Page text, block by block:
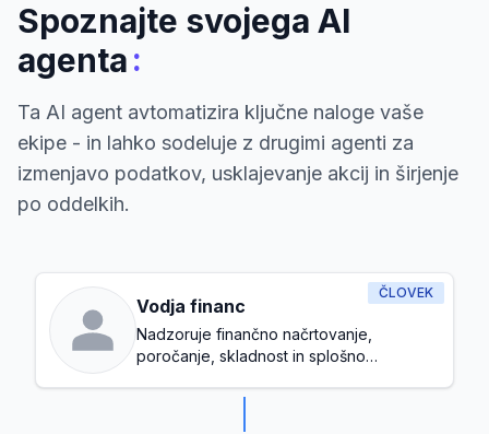
Spoznajte svojega AI
agenta:
Ta AI agent avtomatizira ključne naloge vaše
ekipe - in lahko sodeluje z drugimi agenti za
izmenjavo podatkov, usklajevanje akcij in širjenje
po oddelkih.
ČLOVEK
Vodja financ
Nadzoruje finančno načrtovanje,
poročanje, skladnost in splošno